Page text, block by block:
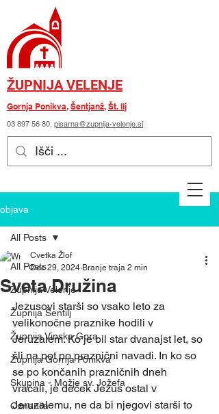
ŽUPNIJA VELENJE
Gornja Ponikva, Šentjanž, Št. Ilj
03 897 56 80, pisarna@zupnija-velenje.si
objava
All Posts
Župnija Velenje
Župnija Šentilj
Župnija Vinska Gora
Župnija Gornja Ponikva
Skupina - Možje sv. Jožefa
Oznanila
All Posts
Sveta Družina
Cvetka Žlof
Dec 29, 2024 Branje traja 2 min
Jezusovi starši so vsako leto za
velikonočne praznike hodili v
Jeruzalem. Ko je bil star dvanajst let, so
šli na pot po praznični navadi. In ko so
se po končanih prazničnih dneh
vračali, je deček Jezus ostal v
Jeruzalemu, ne da bi njegovi starši to